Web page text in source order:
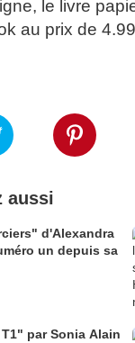
le livre
au prix de
aussi
d'Alexandra
un depuis sa
par Sonia Alain